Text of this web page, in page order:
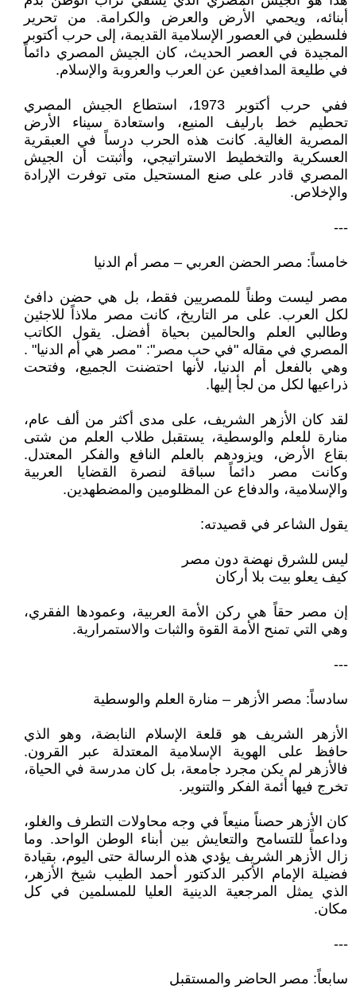
أبنائه، ويحمي الأرض والعرض والكرامة. من تحرير
فلسطين في العصور الإسلامية القديمة، إلى حرب أكتوبر
المجيدة في العصر الحديث، كان الجيش المصري دائماً
في طليعة المدافعين عن العرب والعروبة والإسلام.
ففي حرب أكتوبر 1973، استطاع الجيش المصري
تحطيم خط بارليف المنيع، واستعادة سيناء الأرض
المصرية الغالية. كانت هذه الحرب درساً في العبقرية
العسكرية والتخطيط الاستراتيجي، وأثبتت أن الجيش
المصري قادر على صنع المستحيل متى توفرت الإرادة
والإخلاص.
---
خامساً: مصر الحضن العربي – مصر أم الدنيا
مصر ليست وطناً للمصريين فقط، بل هي حضن دافئ
لكل العرب. على مر التاريخ، كانت مصر ملاذاً للاجئين
وطالبي العلم والحالمين بحياة أفضل. يقول الكاتب
المصري في مقاله "في حب مصر": "مصر هي أم الدنيا" .
وهي بالفعل أم الدنيا، لأنها احتضنت الجميع، وفتحت
ذراعيها لكل من لجأ إليها.
لقد كان الأزهر الشريف، على مدى أكثر من ألف عام،
منارة للعلم والوسطية، يستقبل طلاب العلم من شتى
بقاع الأرض، ويزودهم بالعلم النافع والفكر المعتدل.
وكانت مصر دائماً سباقة لنصرة القضايا العربية
والإسلامية، والدفاع عن المظلومين والمضطهدين.
يقول الشاعر في قصيدته:
ليس للشرق نهضة دون مصر
كيف يعلو بيت بلا أركان
إن مصر حقاً هي ركن الأمة العربية، وعمودها الفقري،
وهي التي تمنح الأمة القوة والثبات والاستمرارية.
---
سادساً: مصر الأزهر – منارة العلم والوسطية
الأزهر الشريف هو قلعة الإسلام النابضة، وهو الذي
حافظ على الهوية الإسلامية المعتدلة عبر القرون.
فالأزهر لم يكن مجرد جامعة، بل كان مدرسة في الحياة،
تخرج فيها أئمة الفكر والتنوير.
كان الأزهر حصناً منيعاً في وجه محاولات التطرف والغلو،
وداعماً للتسامح والتعايش بين أبناء الوطن الواحد. وما
زال الأزهر الشريف يؤدي هذه الرسالة حتى اليوم، بقيادة
فضيلة الإمام الأكبر الدكتور أحمد الطيب شيخ الأزهر،
الذي يمثل المرجعية الدينية العليا للمسلمين في كل
مكان.
---
سابعاً: مصر الحاضر والمستقبل